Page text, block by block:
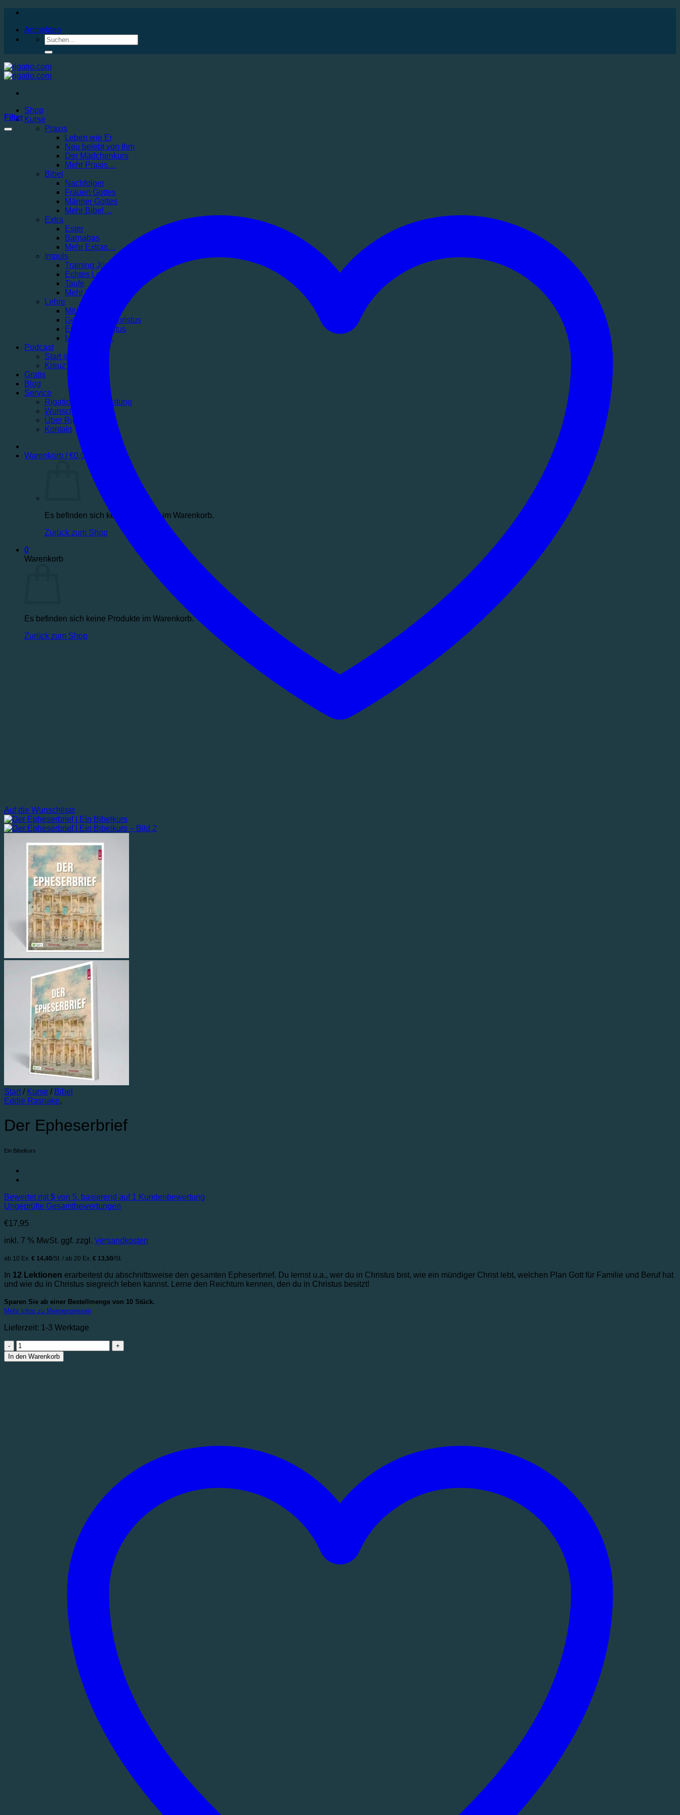
Zum
springenAnmelden
Suchen
nach:
Shop
Kurse
Praxis
Leben wie Er
Neu belebt von Ihm
Der Mädchenkurs
Mehr Praxis…
Bibel
Nachfolger
Frauen Gottes
Männer Gottes
Mehr Bibel…
Extra
Ester
Barnabas
Mehr Extras…
Impuls
Training Jüngerschaft
Echtes Leben finden
Taufe
Mehr Impuls…
Lehre
Mit Sicherheit
Geborgen in Christus
Erlöst in Christus
Mehr Lehre…
Podcast
Start in den Tag
Kreuz und Klar
Gratis
Blog
Service
Rigatio Produktberatung
Wunschliste
Über Rigatio
Kontakt
Warenkorb /€0,00
Es befinden sich keine Produkte im Warenkorb.
Zurück zum Shop
0
Warenkorb
Es befinden sich keine Produkte im Warenkorb.
Zurück zum Shop
Filter
Auf die Wunschliste
Start / Kurse / Bibel
Eddie Rasnake,
Der Epheserbrief
Ein Bibelkurs
Bewertet mit5 von 5, basierend auf 1 Kundenbewertung
Ungeprüfte Gesamtbewertungen
€17,95
inkl. 7 % MwSt. ggf. zzgl. Versandkosten
ab 10 Ex. € 14,40/St. / ab 20 Ex. € 13,50/St.
In 12 Lektionen erarbeitest du abschnittsweise den gesamten Epheserbrief. Du lernst u.a., wer du in Christus bist, wie ein mündiger Christ lebt, welchen Plan Gott für Familie und Beruf hat
und wie du in Christus siegreich leben kannst. Lerne den Reichtum kennen, den du in Christus besitzt!
Sparen Sie ab einer Bestellmenge von 10 Stück.
Mehr Infos zu Mengenpreisen
Lieferzeit: 1-3 Werktage
Der
Epheserbrief
|
In den Warenkorb